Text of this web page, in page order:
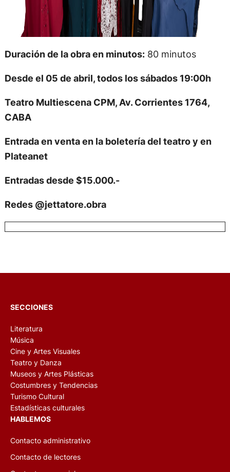
Duración de la obra en minutos:80 minutos
Desde el 05 de abril, todos los sábados 19:00h
Teatro Multiescena CPM, Av. Corrientes 1764,
CABA
Entrada en venta en la boletería del teatro y en
Plateanet
Entradas desde $15.000.-
Redes @jettatore.obra
SECCIONES
Literatura
Música
Cine y Artes Visuales
Teatro y Danza
Museos y Artes Plásticas
Costumbres y Tendencias
Turismo Cultural
Estadísticas culturales
HABLEMOS
Contacto administrativo
Contacto de lectores